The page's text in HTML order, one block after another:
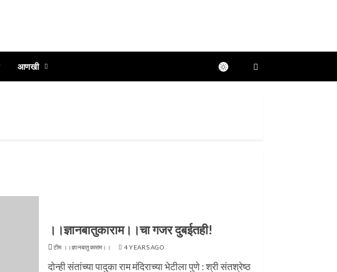
आणखी
।।ज्ञानबातुकाराम।।चा गजर दुबईतही!
टीम ।।ज्ञानबातुकाराम।। 4 YEARS AGO
दोन्ही संतांच्या पादुका राम मंदिराच्या भेटीला पुणे : श्री संतश्रेष्ठ